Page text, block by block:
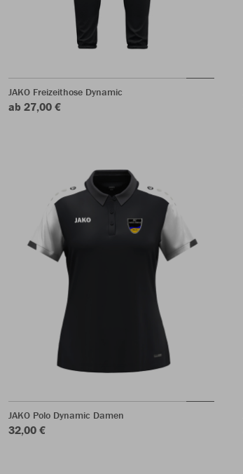
JAKO Freizeithose Dynamic
ab 27,00 €
JAKO Polo Dynamic Damen
32,00 €